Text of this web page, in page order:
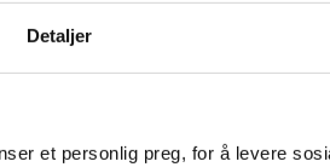
Detaljer
et personlig preg, for å levere